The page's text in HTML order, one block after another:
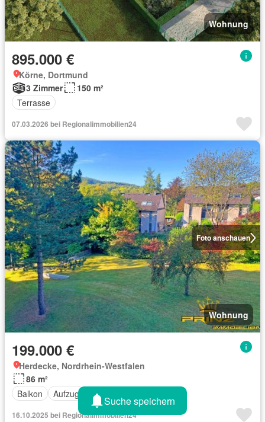
Wohnung
895.000 €
Körne, Dortmund
3 Zimmer
150 m²
Terrasse
07.03.2026 bei Regionalimmobilien24
Foto anschauen
Wohnung
199.000 €
Herdecke, Nordrhein-Westfalen
86 m²
Balkon
Aufzug
16.10.2025 bei Regionalimmobilien24
Suche speichern